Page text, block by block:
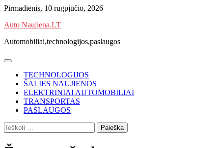
Skip
content
Pirmadienis, 10 rugpjūčio, 2026
Auto Naujiena.LT
Automobiliai,technologijos,paslaugos
TECHNOLOGIJOS
ŠALIES NAUJIENOS
ELEKTRINIAI AUTOMOBILIAI
TRANSPORTAS
PASLAUGOS
Ieškoti: